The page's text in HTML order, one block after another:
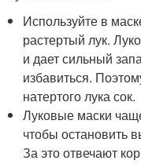
Используйте в
растертый лук.
и дает сильный
избавиться.
натертого лука сок.
Луковые маски
чтобы остановить
За это отвечают